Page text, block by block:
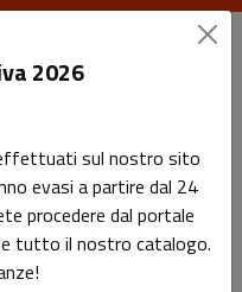
2026
sul nostro sito
evasi a partire dal 24
procedere dal portale
tutto il nostro catalogo.